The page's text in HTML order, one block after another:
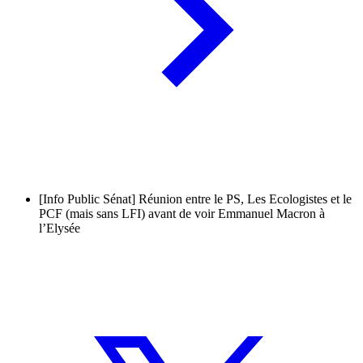
[Info Public Sénat] Réunion entre le PS, Les Ecologistes et le
PCF (mais sans LFI) avant de voir Emmanuel Macron à
l’Elysée